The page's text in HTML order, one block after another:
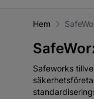
Hem
Safeworks